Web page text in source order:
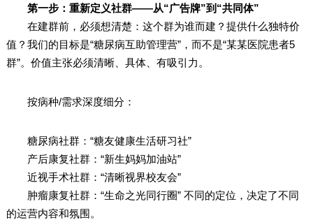
第一步：重新定义社群——从“广告牌”到“共同体”
在建群前，必须想清楚：这个群为谁而建？提供什么独特价
值？我们的目标是“糖尿病互助管理营”，而不是“某某医院患者5
群”。价值主张必须清晰、具体、有吸引力。
按病种/需求深度细分：
糖尿病社群：“糖友健康生活研习社”
产后康复社群：“新生妈妈加油站”
近视手术社群：“清晰视界校友会”
肿瘤康复社群：“生命之光同行圈” 不同的定位，决定了不同
的运营内容和氛围。